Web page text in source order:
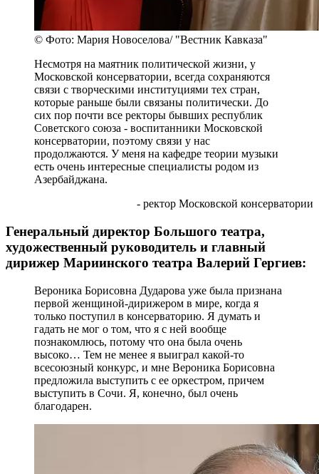
© Фото: Мария Новоселова/ "Вестник Кавказа"
Несмотря на маятник политической жизни, у
Московской консерватории, всегда сохраняются
связи с творческими институциями тех стран,
которые раньше были связаны политически. До
сих пор почти все ректоры бывших республик
Советского союза - воспитанники Московской
консерватории, поэтому связи у нас
продолжаются. У меня на кафедре теории музыки
есть очень интересные специалисты родом из
Азербайджана.
- ректор Московской консерватории
Генеральный директор Большого театра,
художественный руководитель и главный
дирижер Мариинского театра Валерий Гергиев:
Вероника Борисовна Дударова уже была признана
первой женщиной-дирижером в мире, когда я
только поступил в консерваторию. Я думать и
гадать не мог о том, что я с ней вообще
познакомлюсь, потому что она была очень
высоко… Тем не менее я выиграл какой-то
всесоюзный конкурс, и мне Вероника Борисовна
предложила выступить с ее оркестром, причем
выступить в Сочи. Я, конечно, был очень
благодарен.